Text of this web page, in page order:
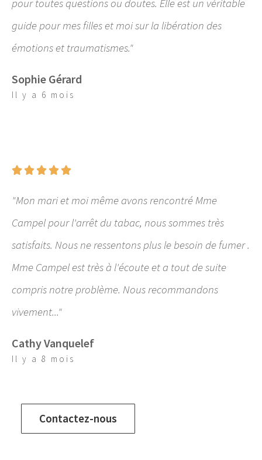
guide pour mes filles et moi sur la libération des
émotions et traumatismes."
Sophie Gérard
Il y a 6 mois

"Mon mari et moi même avons rencontré Mme
Campel pour l'arrêt du tabac, nous sommes très
satisfaits. Nous ne ressentons plus le besoin de fumer .
Mme Campel est très à l'écoute et a tout de suite
compris notre problème. Nous recommandons
vivement..."
Cathy Vanquelef
Il y a 8 mois
Contactez-nous